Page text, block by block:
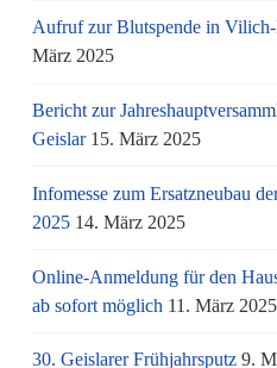
Aufruf zur Blutspende in
März 2025
Bericht zur
Geislar 15. März 2025
Infomesse zum Ersatzneubau
2025 14. März 2025
Online-Anmeldung für den
ab sofort möglich 11. März 2025
30. Geislarer Frühjahrsputz 9.